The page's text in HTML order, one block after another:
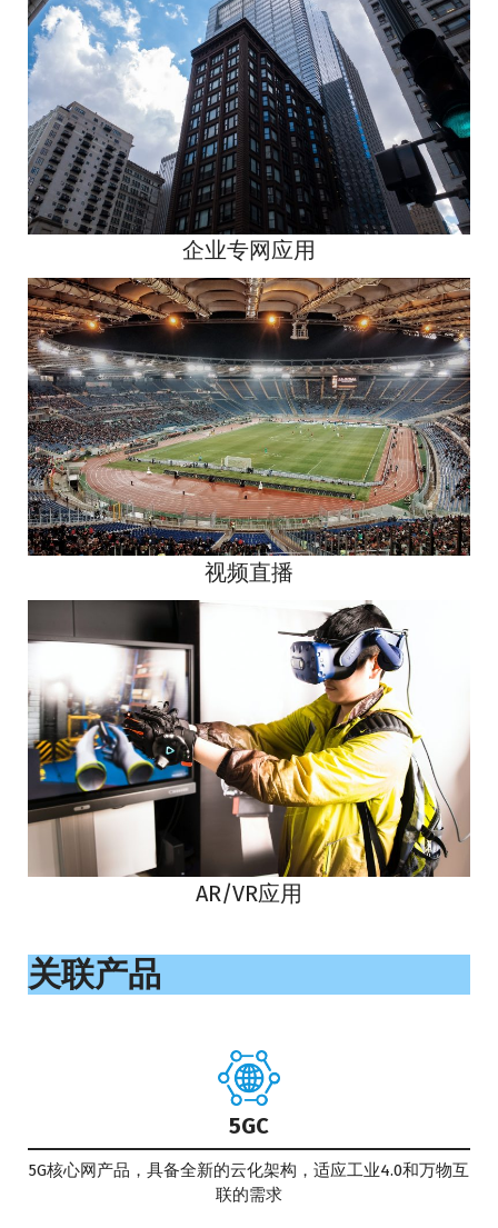
企业专网应用
视频直播
AR/VR应用
关联产品
5GC
5G核心网产品，具备全新的云化架构，适应工业4.0和万物互
联的需求